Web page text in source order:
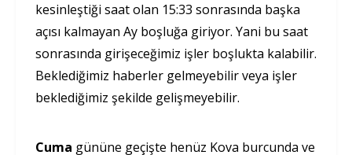
kesinleştiği saat olan 15:33 sonrasında başka
açısı kalmayan Ay boşluğa giriyor. Yani bu saat
sonrasında girişeceğimiz işler boşlukta kalabilir.
Beklediğimiz haberler gelmeyebilir veya işler
beklediğimiz şekilde gelişmeyebilir.
Cuma gününe geçişte henüz Kova burcunda ve